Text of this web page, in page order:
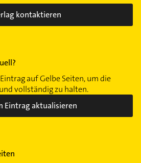
kontaktieren
auf Gelbe Seiten, um die
vollständig zu halten.
Eintrag aktualisieren